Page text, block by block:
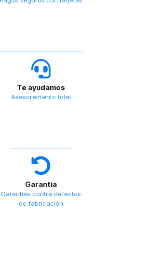
Te ayudamos
Asesoramiento total
Garantía
Garantías contra defectos
de fabricación